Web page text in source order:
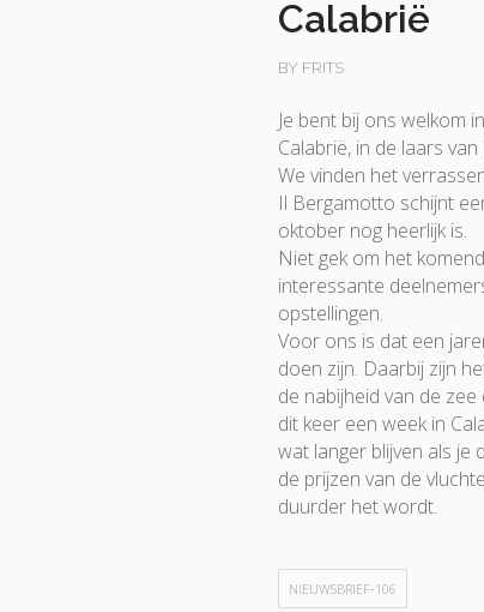
Calabrië
BY FRITS
Je bent bij ons welkom
Calabrië, in de laars van
We vinden het
Il Bergamotto schijnt
oktober nog heerlijk is.
Niet gek om het
interessante
opstellingen.
Voor ons is dat een
doen zijn. Daarbij zijn
de nabijheid van de
dit keer een week in
wat langer blijven als je
de prijzen van de
duurder het wordt.
NIEUWSBRIEF-106